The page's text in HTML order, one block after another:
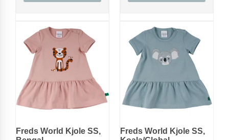
Freds World Kjole SS,
Freds World Kjole SS,